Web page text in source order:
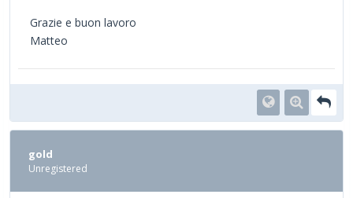
Grazie e buon lavoro
Matteo
gold
Unregistered